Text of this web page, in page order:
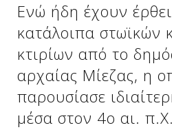
Ενώ ήδη έχουν
κατάλοιπα στωϊκών
κτιρίων από το
αρχαίας Μίεζας, η
παρουσίασε
μέσα στον 4ο αι. π.Χ.